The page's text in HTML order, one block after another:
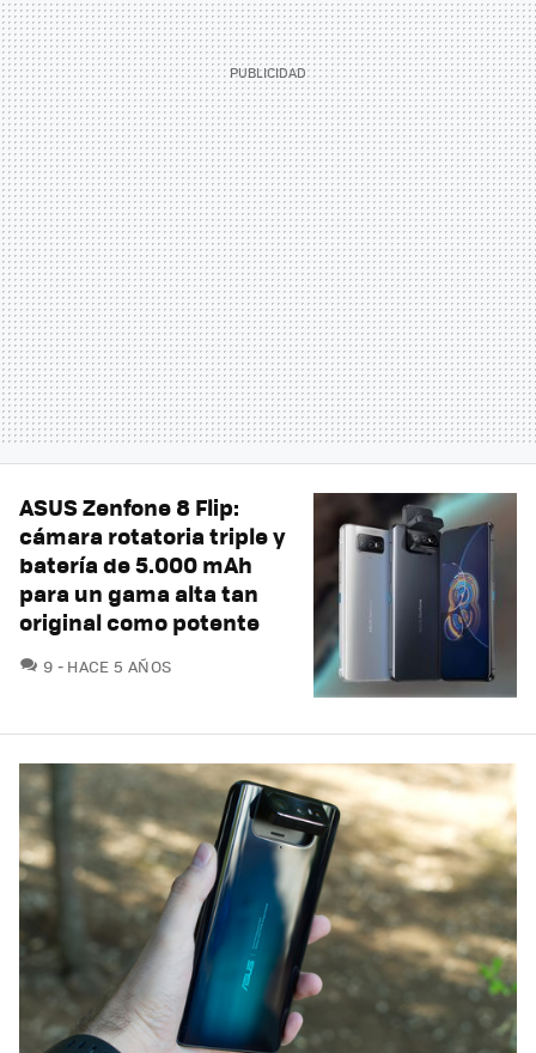
ASUS Zenfone 8 Flip:
cámara rotatoria triple y
batería de 5.000 mAh
para un gama alta tan
original como potente
9 COMENTARIOS
HACE 5 AÑOS